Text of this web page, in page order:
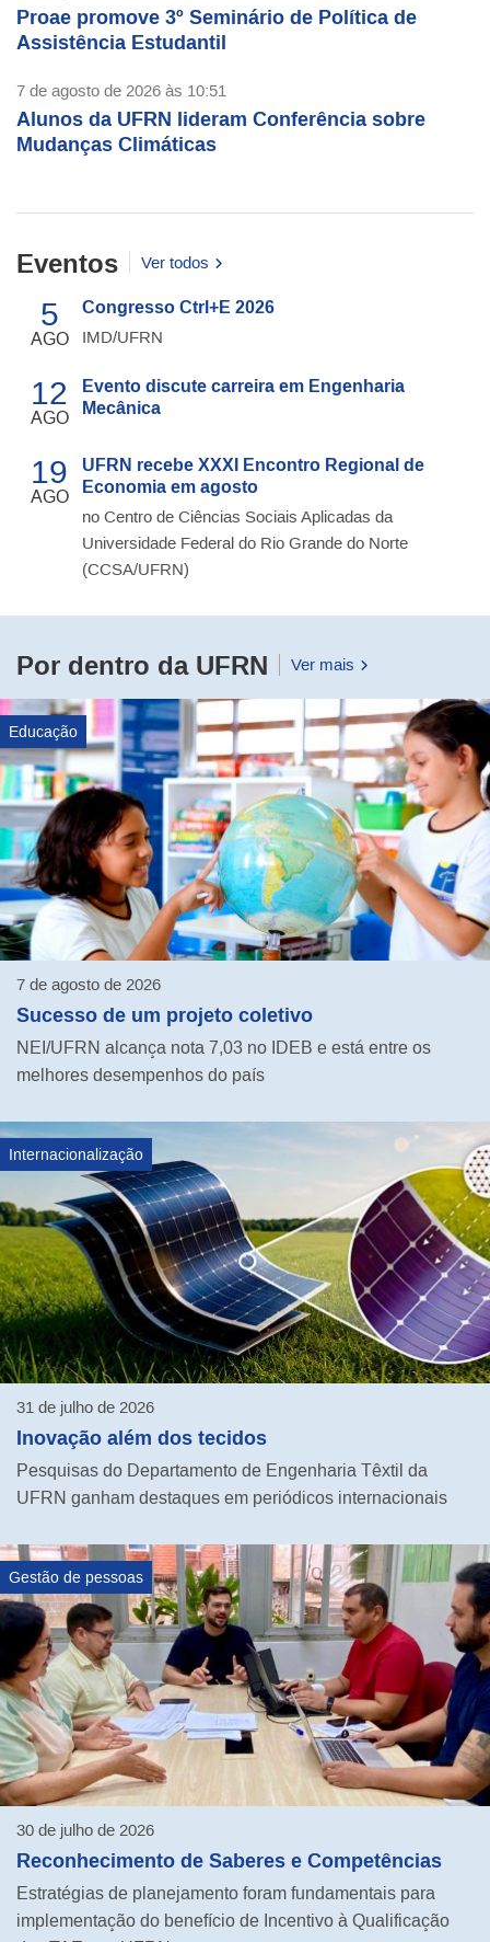
Proae promove 3º Seminário de Política de
Assistência Estudantil
7 de agosto de 2026 às 10:51
Alunos da UFRN lideram Conferência sobre
Mudanças Climáticas
Eventos Ver todos
5
AGO
Congresso Ctrl+E 2026
IMD/UFRN
12
AGO
Evento discute carreira em Engenharia
Mecânica
19
AGO
UFRN recebe XXXI Encontro Regional de
Economia em agosto
no Centro de Ciências Sociais Aplicadas da
Universidade Federal do Rio Grande do Norte
(CCSA/UFRN)
Por dentro da UFRN Ver mais
Educação
7 de agosto de 2026
Sucesso de um projeto coletivo
NEI/UFRN alcança nota 7,03 no IDEB e está entre os
melhores desempenhos do país
Internacionalização
31 de julho de 2026
Inovação além dos tecidos
Pesquisas do Departamento de Engenharia Têxtil da
UFRN ganham destaques em periódicos internacionais
Gestão de pessoas
30 de julho de 2026
Reconhecimento de Saberes e Competências
Estratégias de planejamento foram fundamentais para
implementação do benefício de Incentivo à Qualificação